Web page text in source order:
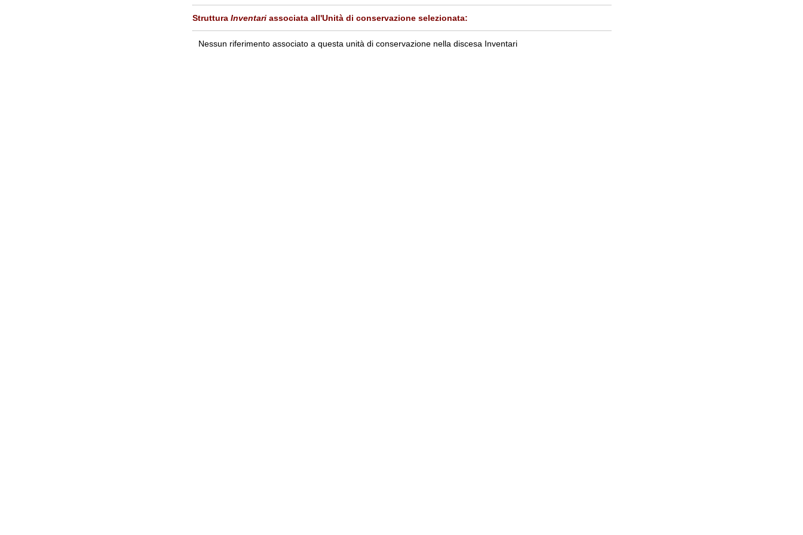
Struttura Inventari associata all'Unità di conservazione selezionata:
Nessun riferimento associato a questa unità di conservazione nella discesa Inventari